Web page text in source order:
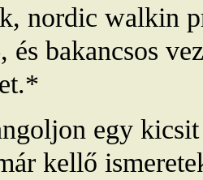
nordic walkin
és bakancsos
egy
kellő